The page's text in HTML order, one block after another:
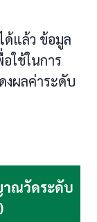
ด้แล้ว ข้อมูล
ใช้ในการ
งผลค่าระดับ
าณวัดระดับ